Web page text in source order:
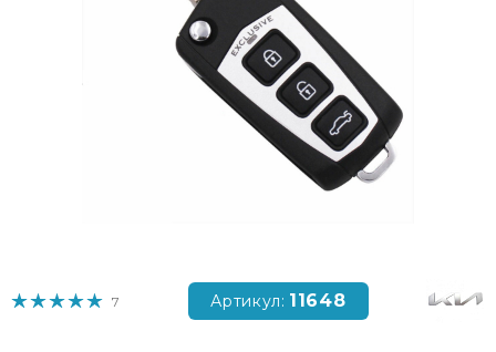
7 Артикул: 11648